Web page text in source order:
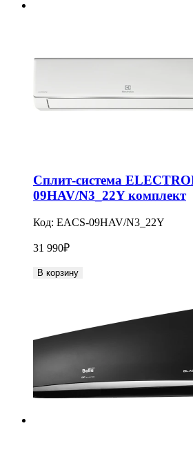
Сплит-система
09HAV/N3_22Y комплект
Код: EACS-09HAV/N3_22Y
31 990₽
В корзину